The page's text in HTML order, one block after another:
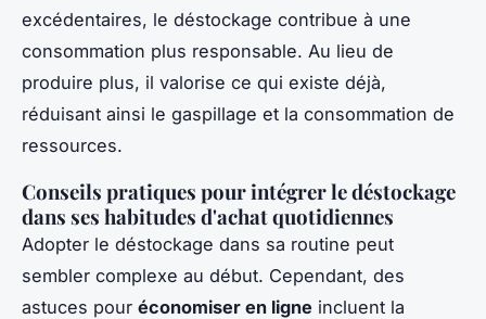
excédentaires, le déstockage contribue à une
consommation plus responsable. Au lieu de
produire plus, il valorise ce qui existe déjà,
réduisant ainsi le gaspillage et la consommation de
ressources.
Conseils pratiques pour intégrer le déstockage
dans ses habitudes d'achat quotidiennes
Adopter le déstockage dans sa routine peut
sembler complexe au début. Cependant, des
astuces pour économiser en ligne incluent la